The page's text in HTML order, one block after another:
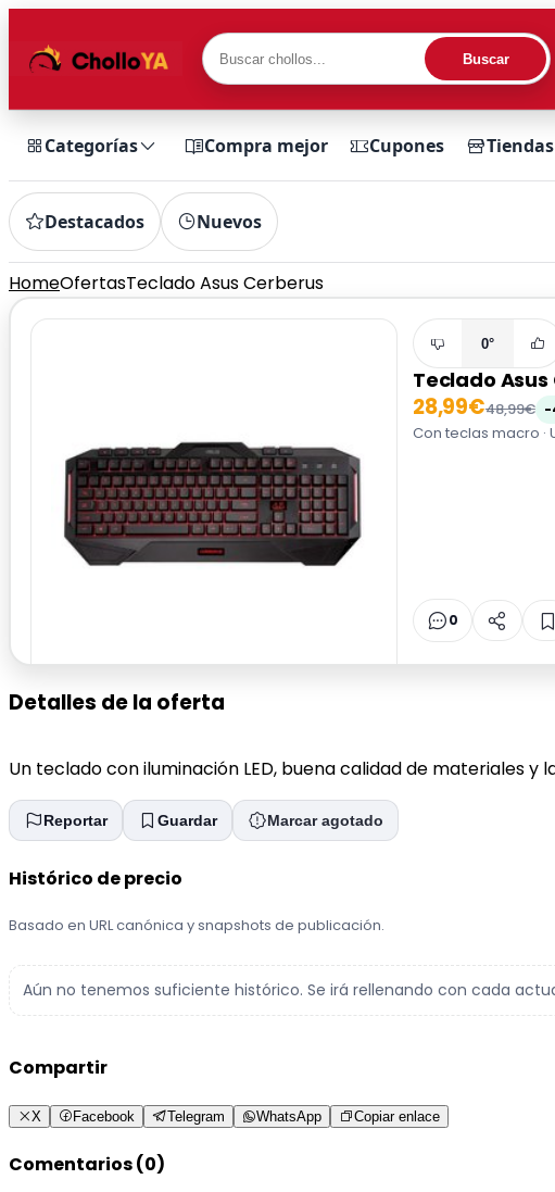
Buscar
Categorías Compra mejor Cupones Tiendas
Destacados Nuevos
HomeOfertasTeclado Asus Cerberus
0°
Teclado
28,99€48,99€ -
Con teclas macro ·
0
Detalles de la oferta
Un teclado con iluminación LED, buena calidad de materiales
Reportar Guardar Marcar agotado
Histórico de precio
Basado en URL canónica y snapshots de publicación.
Aún no tenemos suficiente histórico. Se irá rellenando con cada
Compartir
X Facebook Telegram WhatsApp Copiar enlace
Comentarios (0)